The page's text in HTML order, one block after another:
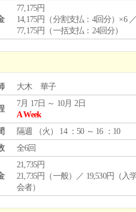
77,175円
14,175円（分割支払：4回分）×6
77,175円（一括支払：24回分）
大木 華子
7月 17日 ～ 10月 2日
A Week
隔週 （火 ） 14 ：50 ～ 16 ：10
全6回
21,735円
21,735円（一般）／ 19,530円（入
会者）